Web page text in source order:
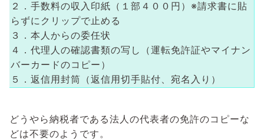
２．手数料の収入印紙（１部４００円）※請求書に貼
らずにクリップで止める
３．本人からの委任状
４．代理人の確認書類の写し（運転免許証やマイナン
バーカードのコピー）
５．返信用封筒（返信用切手貼付、宛名入り）
どうやら納税者である法人の代表者の免許のコピーな
どは不要のようです。